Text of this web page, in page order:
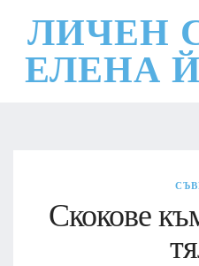
ЛИЧЕН
ЕЛЕНА
Скокове